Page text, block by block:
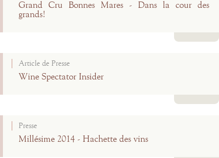
Grand Cru Bonnes Mares - Dans la cour des
grands!
Article de Presse
Wine Spectator Insider
Presse
Millésime 2014 - Hachette des vins